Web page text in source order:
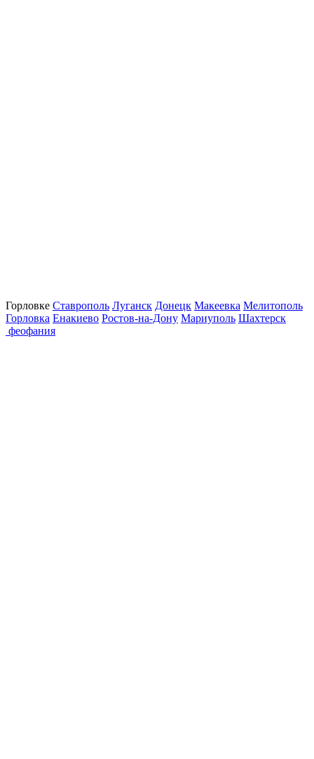
Горловке Ставрополь Луганск Донецк Макеевка Мелитополь
Горловка Енакиево Ростов-на-Дону Мариуполь Шахтерск
феофания